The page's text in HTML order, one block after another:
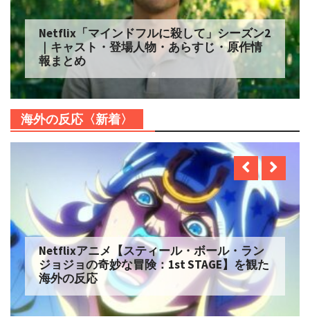
Netflix「自由研究には向かない殺人」シー
ズン2 配信へ｜キャスト・登場人物・あらす
じ・原作情報まとめ
海外の反応〈新着〉
Netflix実写【ONE PIECE】シーズン2 を観た
海外の反応